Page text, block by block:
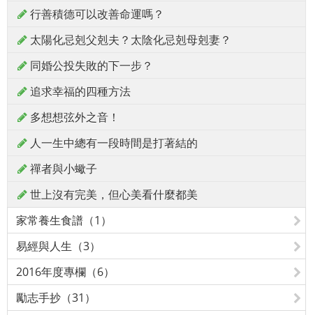
行善積德可以改善命運嗎？
太陽化忌剋父剋夫？太陰化忌剋母剋妻？
同婚公投失敗的下一步？
追求幸福的四種方法
多想想弦外之音！
人一生中總有一段時間是打著結的
禪者與小蠍子
世上沒有完美，但心美看什麼都美
家常養生食譜（1）
易經與人生（3）
2016年度專欄（6）
勵志手抄（31）